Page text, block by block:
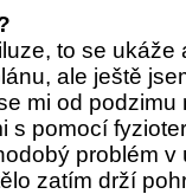
to se
ale ještě
mi od podzimu
s pomocí
problém
zatím drží